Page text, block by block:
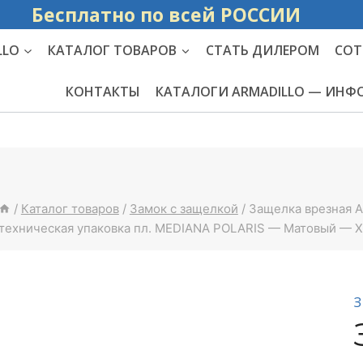
Бесплатно по
КАТАЛОГ ТОВАРОВ СТАТЬ ДИЛЕРОМ
КОНТАКТЫ КАТАЛОГИ ARMADILLO —
/ Каталог товаров / Замок с защелкой / Защелка врезная
упаковка пл. MEDIANA POLARIS — Матовый —